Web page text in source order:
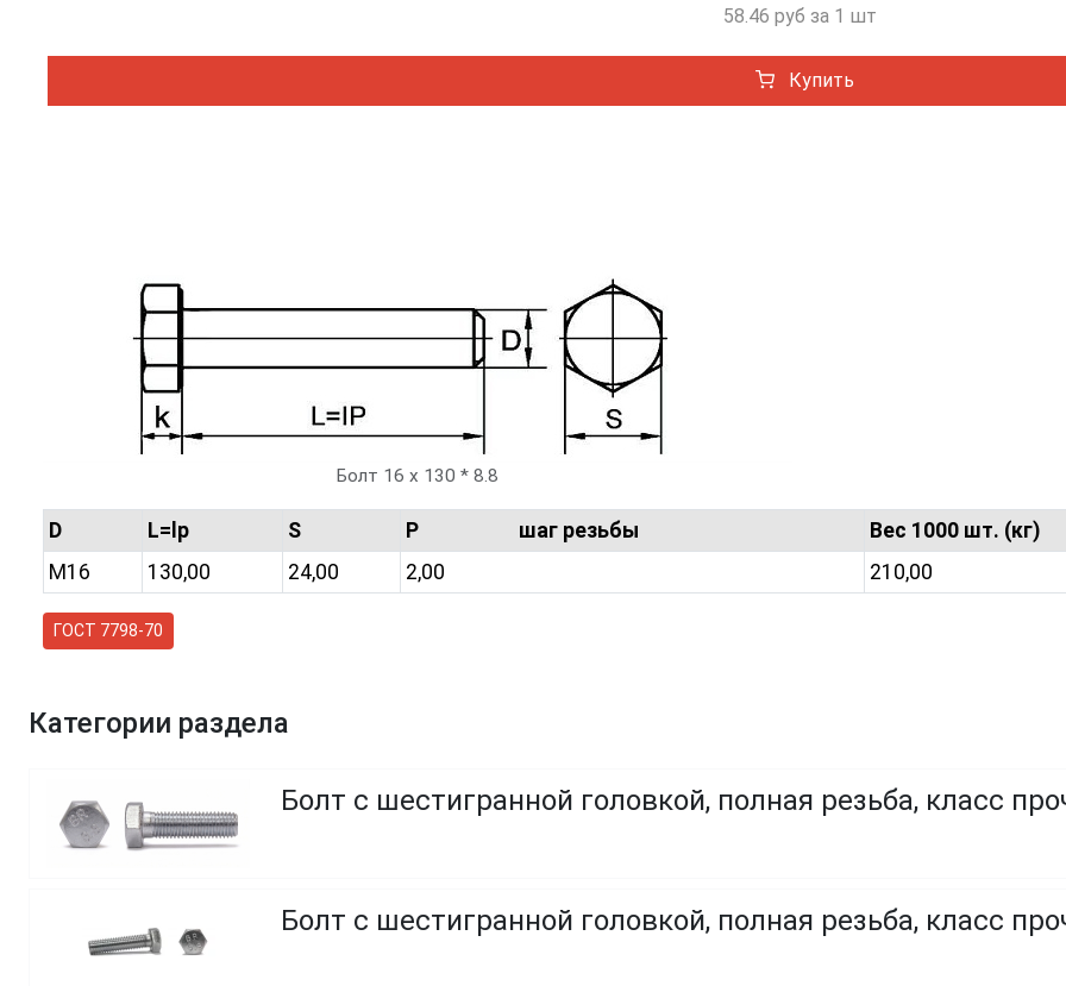
58.46 руб за 1 шт
Купить
Болт 16 х 130 * 8.8
D L=lp S P шаг резьбы Вес 1000 шт. (кг)
M16
130,00 24,00 2,00 210,00
ГОСТ 7798-70
Категории раздела
Болт с шестигранной головкой, полная резьба, класс
Болт с шестигранной головкой, полная резьба, класс